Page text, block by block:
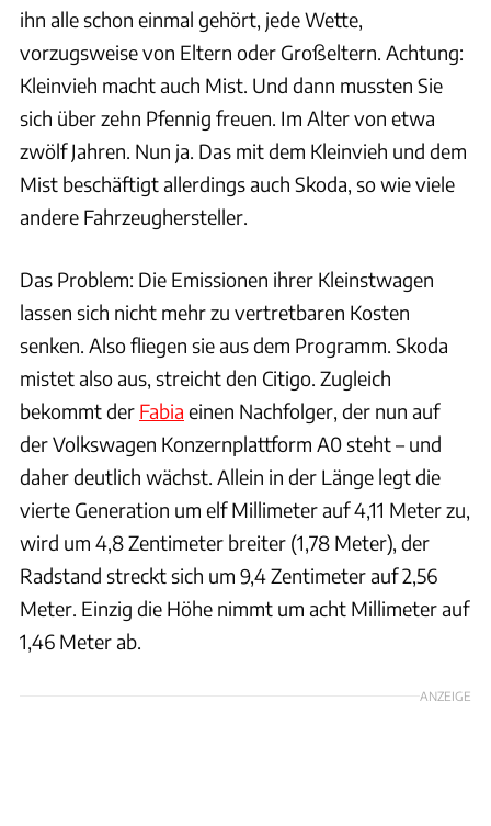
ihn alle schon einmal gehört, jede Wette,
vorzugsweise von Eltern oder Großeltern. Achtung:
Kleinvieh macht auch Mist. Und dann mussten Sie
sich über zehn Pfennig freuen. Im Alter von etwa
zwölf Jahren. Nun ja. Das mit dem Kleinvieh und dem
Mist beschäftigt allerdings auch Skoda, so wie viele
andere Fahrzeughersteller.
Das Problem: Die Emissionen ihrer Kleinstwagen
lassen sich nicht mehr zu vertretbaren Kosten
senken. Also fliegen sie aus dem Programm. Skoda
mistet also aus, streicht den Citigo. Zugleich
bekommt der Fabia einen Nachfolger, der nun auf
der Volkswagen Konzernplattform A0 steht – und
daher deutlich wächst. Allein in der Länge legt die
vierte Generation um elf Millimeter auf 4,11 Meter zu,
wird um 4,8 Zentimeter breiter (1,78 Meter), der
Radstand streckt sich um 9,4 Zentimeter auf 2,56
Meter. Einzig die Höhe nimmt um acht Millimeter auf
1,46 Meter ab.
ANZEIGE